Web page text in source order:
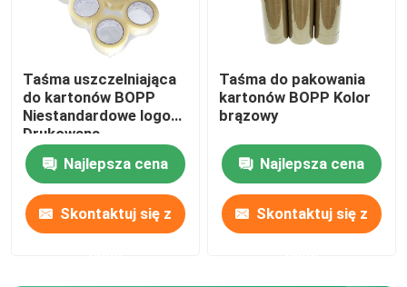
Taśma uszczelniająca
do kartonów BOPP
Niestandardowe logo
Drukowana
przezroczysta
brązowa taśma BOPP
Najlepsza cena
Skontaktuj się z
Taśma do pakowania
kartonów BOPP Kolor
brązowy
Najlepsza cena
Skontaktuj się z